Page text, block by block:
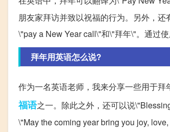
朋友家拜访并致以祝福的行为。另外，
\"pay a New Year call\"和\"拜年\"。通过
拜年用英语怎么说?
作为一名英语老师，我来分享一些用于
福语之一。除此之外，还可以说
\"May the coming year bring you joy,